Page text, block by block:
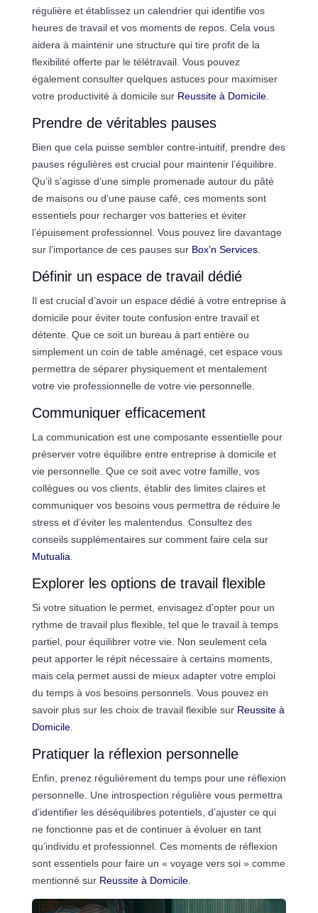
régulière et établissez un calendrier qui identifie vos
heures de travail et vos moments de repos. Cela vous
aidera à maintenir une structure qui tire profit de la
flexibilité offerte par le télétravail. Vous pouvez
également consulter quelques astuces pour maximiser
votre productivité à domicile sur Reussite à Domicile.
Prendre de véritables pauses
Bien que cela puisse sembler contre-intuitif, prendre des
pauses régulières est crucial pour maintenir l’équilibre.
Qu’il s’agisse d’une simple promenade autour du pâté
de maisons ou d’une pause café, ces moments sont
essentiels pour recharger vos batteries et éviter
l’épuisement professionnel. Vous pouvez lire davantage
sur l’importance de ces pauses sur Box’n Services.
Définir un espace de travail dédié
Il est crucial d’avoir un espace dédié à votre entreprise à
domicile pour éviter toute confusion entre travail et
détente. Que ce soit un bureau à part entière ou
simplement un coin de table aménagé, cet espace vous
permettra de séparer physiquement et mentalement
votre vie professionnelle de votre vie personnelle.
Communiquer efficacement
La communication est une composante essentielle pour
préserver votre équilibre entre entreprise à domicile et
vie personnelle. Que ce soit avec votre famille, vos
collègues ou vos clients, établir des limites claires et
communiquer vos besoins vous permettra de réduire le
stress et d’éviter les malentendus. Consultez des
conseils supplémentaires sur comment faire cela sur
Mutualia
Explorer les options de travail flexible
Si votre situation le permet, envisagez d’opter pour un
rythme de travail plus flexible, tel que le travail à temps
partiel, pour équilibrer votre vie. Non seulement cela
peut apporter le répit nécessaire à certains moments,
mais cela permet aussi de mieux adapter votre emploi
du temps à vos besoins personnels. Vous pouvez en
savoir plus sur les choix de travail flexible sur Reussite à
Domicile.
Pratiquer la réflexion personnelle
Enfin, prenez régulièrement du temps pour une réflexion
personnelle. Une introspection régulière vous permettra
d’identifier les déséquilibres potentiels, d’ajuster ce qui
ne fonctionne pas et de continuer à évoluer en tant
qu’individu et professionnel. Ces moments de réflexion
sont essentiels pour faire un « voyage vers soi » comme
mentionné sur Reussite à Domicile.